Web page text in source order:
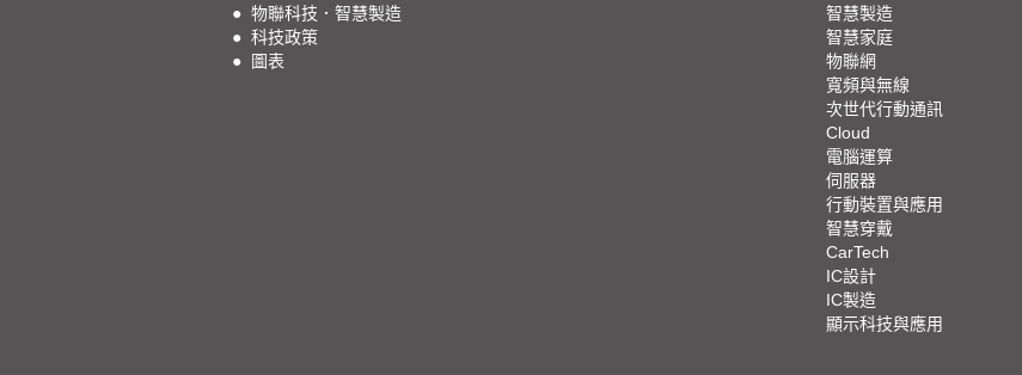
● 物聯科技．智慧製造
● 科技政策
●
圖表
智慧製造
智慧家庭
物聯網
寬頻與無線
次世代行動通訊
Cloud
電腦運算
伺服器
行動裝置與應用
智慧穿戴
CarTech
IC設計
IC製造
顯示科技與應用